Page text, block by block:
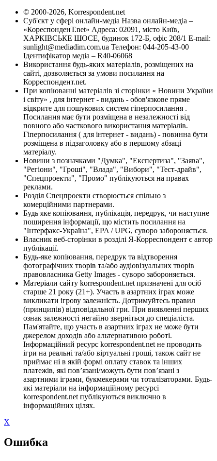
© 2000-2026, Korrespondent.net
Суб'єкт у сфері онлайн-медіа Назва онлайн-медіа –
«КореспонденТ.net» Адреса: 02091, місто Київ,
ХАРКІВСЬКЕ ШОСЕ, будинок 172-Б, офіс 208/1 E-mail:
sunlight@mediadim.com.ua Телефон: 044-205-43-00
Ідентифікатор медіа – R40-06068
Використання будь-яких матеріалів, розміщених на
сайті, дозволяється за умови посилання на
Корреспондент.net.
При копіюванні матеріалів зі сторінки « Новини України
і світу» , для інтернет - видань - обов'язкове пряме
відкрите для пошукових систем гіперпосилання .
Посилання має бути розміщена в незалежності від
повного або часткового використання матеріалів.
Гіперпосилання ( для інтернет - видань) - повинна бути
розміщена в підзаголовку або в першому абзаці
матеріалу.
Новини з позначками "Думка", "Експертиза", "Заява",
"Регіони", "Гроші", "Влада", "Вибори", "Тест-драйв",
"Спецпроекти", "Промо" публікуються на правах
реклами.
Розділ Спецпроекти створюється спільно з
комерційними партнерами.
Будь яке копіювання, публікація, передрук, чи наступне
поширення інформації, що містить посилання на
"Інтерфакс-Україна", EPA / UPG, суворо забороняється.
Власник веб-сторінки в розділі Я-Корреспондент є автор
публікації.
Будь-яке копіювання, передрук та відтворення
фотографічних творів та/або аудіовізуальних творів
правовласника Getty Images - суворо забороняється.
Матеріали сайту korrespondent.net призначені для осіб
старше 21 року (21+). Участь в азартних іграх може
викликати ігрову залежність. Дотримуйтесь правил
(принципів) відповідальної гри. При виявленні перших
ознак залежності негайно зверніться до спеціаліста.
Пам'ятайте, що участь в азартних іграх не може бути
джерелом доходів або альтернативою роботі.
Інформаційний ресурс korrespondent.net не проводить
ігри на реальні та/або віртуальні гроші, також сайт не
приймає ні в якій формі оплату ставок та інших
платежів, які пов’язані/можуть бути пов’язані з
азартними іграми, букмекерами чи тоталізаторами. Будь-
які матеріали на інформаційному ресурсі
korrespondent.net публікуються виключно в
інформаційних цілях.
X
Ошибка